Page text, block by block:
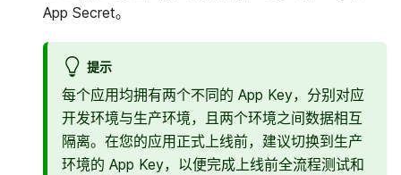
App Secret。
提示
每个应用均拥有两个不同的 App Key，分别对应
开发环境与生产环境，且两个环境之间数据相互
隔离。在您的应用正式上线前，建议切换到生产
环境的 App Key，以便完成上线前全流程测试和